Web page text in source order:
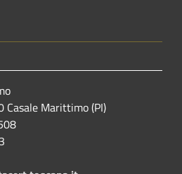
Casale Marittimo (PI)